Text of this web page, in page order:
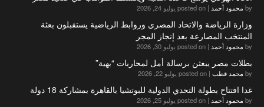
by محمود أحمد | posted on يوليو 24, 2026
وزارة الرياضة والاتحاد المصري وروابط الرياضية يستقبلون بعثة
المنتخب المصارعة بعد إنجاز المجر
by محمود أحمد | posted on يوليو 30, 2026
بطلات مصر يبعثن برسالة أمل لمحاربات “بهية”
by محمد قطب | posted on يوليو 22, 2026
غدا افتتاح بطولة التحدي الدولية للبوتشيا بالقاهرة بمشاركة 18 دولة
by محمود أحمد | posted on يوليو 25, 2026